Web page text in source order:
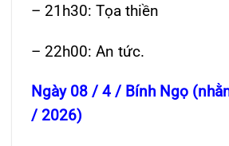
– 21h30: Tọa thiền
– 22h00: An tức.
Ngày 08 / 4 / Bính Ngọ
/ 2026)